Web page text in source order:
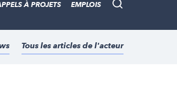
Recherche
À PROJETS EMPLOIS
Tous les articles de l'acteur